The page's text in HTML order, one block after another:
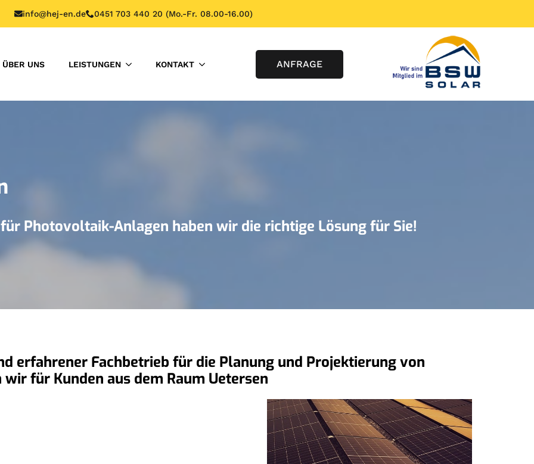
info@hej-en.de 0451 703 440 20 (Mo.-Fr. 08.00-16.00)
ÜBER UNS LEISTUNGEN KONTAKT ANFRAGE
Photovoltaik-Anlagen haben wir die richtige Lösung für Sie!
erfahrener Fachbetrieb für die Planung und Projektierung von
für Kunden aus dem Raum Uetersen